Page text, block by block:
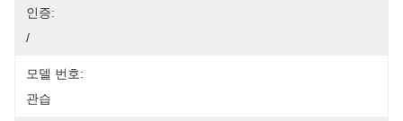
인증:
/
모델 번호:
관습